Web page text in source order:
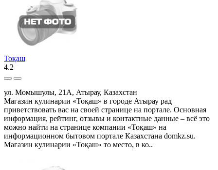
Тоқаш
4.2
ул. Момышулы, 21А, Атырау, Казахстан
Магазин кулинарии «Тоқаш» в городе Атырау рад
приветствовать вас на своей странице на портале. Основная
информация, рейтинг, отзывы и контактные данные – всё это
можно найти на странице компании «Тоқаш» на
информационном бытовом портале Казахстана domkz.su.
Магазин кулинарии «Тоқаш» то место, в ко..